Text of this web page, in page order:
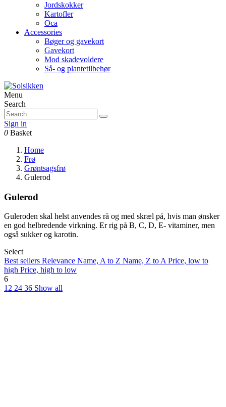
Jordskokker
Kartofler
Oca
Accessories
Bøger og gavekort
Gavekort
Mod skadevoldere
Så- og plantetilbehør
Menu
Search
Sign in
0 Basket
Home
Frø
Grøntsagsfrø
Gulerod
Gulerod
Guleroden skal helst anvendes rå og med skræl på, hvis man ønsker
en god helbredende virkning. Er rig på B, C, D, E- vitaminer, men
også sukker og karotin.
Select
Best sellers Relevance Name, A to Z Name, Z to APrice, low to
high Price, high to low
6
12 24 36 Show all